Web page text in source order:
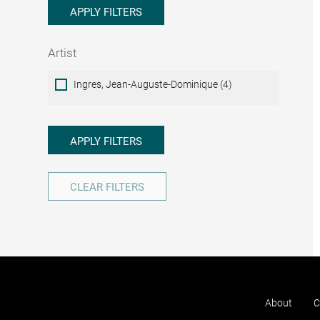
APPLY FILTERS
Artist
ArtistIngres, Jean-Auguste-Dominique (4)
APPLY FILTERS
CLEAR FILTERS
About